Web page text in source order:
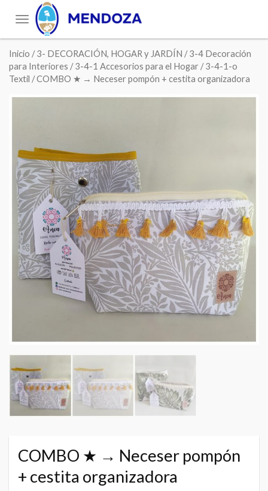
Toggle
navigation
Inicio /3- DECORACIÓN, HOGAR y JARDÍN /3-4 Decoración
para Interiores /3-4-1 Accesorios para el Hogar /3-4-1-o
Textil / COMBO ★ → Neceser pompón + cestita organizadora
COMBO ★ → Neceser pompón
+ cestita organizadora